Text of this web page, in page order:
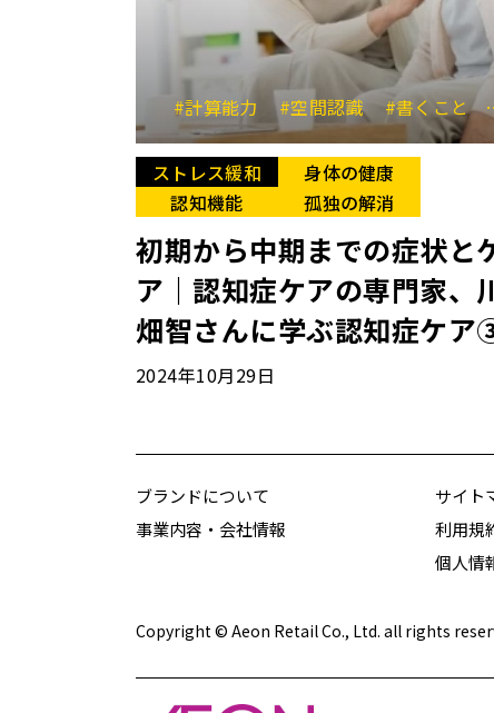
#計算能力 #空間認識 #書くこと
ストレス緩和
身体の健康
認知機能
孤独の解消
初期から中期までの症状と
ア｜認知症ケアの専門家、
畑智さんに学ぶ認知症ケ
2024年10月29日
ブランドについて
事業内容・会社情報
サイト
利用規
個人情
Copyright © Aeon Retail Co., Ltd. all rights